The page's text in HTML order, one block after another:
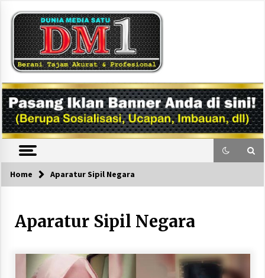
content
DM1
Home Aparatur Sipil Negara
Aparatur Sipil Negara